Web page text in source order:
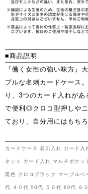
■商品説明
『働く女性の強い味方』
プルな名刺カードケース
り、3つのカード入れが
で便利◎クロコ型押しや
ており、自分用にはもち
カードケース 名刺入れ カード
ネット カード入れ マルチポケ
黒色 クロコブラック マーブル
代 ４０代 50代 ５０代 60代 ６